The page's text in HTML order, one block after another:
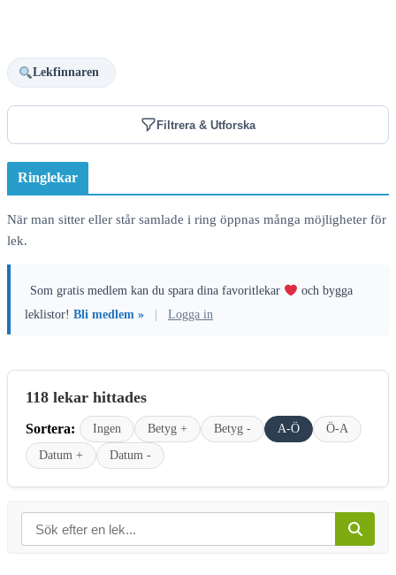
Lekfinnaren
Filtrera & Utforska
Ringlekar
När man sitter eller står samlade i ring öppnas många möjligheter för
lek.
Som gratis medlem kan du spara dina favoritlekar
och bygga
leklistor! Bli medlem » Logga in
118 lekar hittades
Sortera: Ingen Betyg + Betyg - A-Ö
Ö-A
Datum +
Datum -